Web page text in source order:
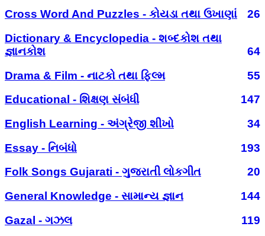
Cross Word And Puzzles - કોયડા તથા ઉખાણાં
26
Dictionary & Encyclopedia - શબ્દકોશ તથા
જ્ઞાનકોશ
64
Drama & Film - નાટકો તથા ફિલ્મ
55
Educational - શિક્ષણ સંબંધી
147
English Learning - અંગ્રેજી શીખો
34
Essay - નિબંધો
193
Folk Songs Gujarati - ગુજરાતી લોકગીત
20
General Knowledge - સામાન્ય જ્ઞાન
144
Gazal - ગઝલ
119